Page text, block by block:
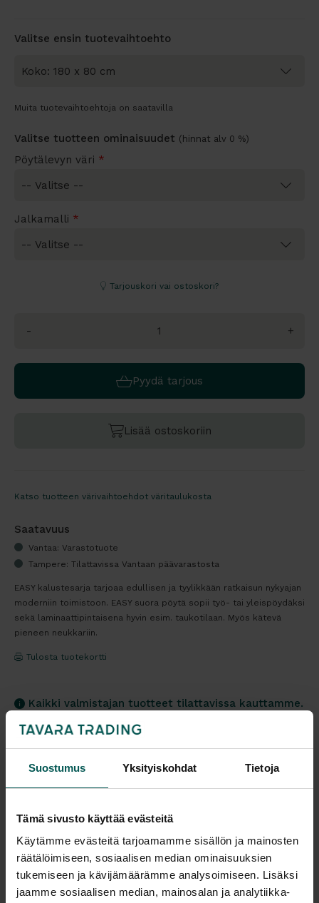
Suostumus Yksityiskohdat Tietoja
Tämä sivusto käyttää evästeitä
Käytämme evästeitä tarjoamamme sisällön ja mainosten
räätälöimiseen, sosiaalisen median ominaisuuksien
tukemiseen ja kävijämäärämme analysoimiseen. Lisäksi
jaamme sosiaalisen median, mainosalan ja analytiikka-
Valitse ensin tuotevaihtoehto
Muita tuotevaihtoehtoja on saatavilla
Valitse tuotteen ominaisuudet (hinnat alv 0 %)
Pöytälevyn väri *
Jalkamalli *
Tarjouskori vai ostoskori?
- +
Pyydä tarjous
Lisää ostoskoriin
Katso tuotteen värivaihtoehdot väritaulukosta
Saatavuus
Vantaa: Varastotuote
Tampere: Tilattavissa Vantaan päävarastosta
EASY kalustesarja tarjoaa edullisen ja tyylikkään ratkaisun nykyajan
moderniin toimistoon. EASY suora pöytä sopii työ- tai yleispöydäksi
sekä laminaattipintaisena hyvin esim. taukotilaan. Myös kätevä
pieneen neukkariin.
Tulosta tuotekortti
Kaikki valmistajan tuotteet tilattavissa kauttamme.
EASY on perinteinen suorakaidepöytä, johon voit
valita haluamasi jalat. Pöytä on erittäin tukeva,
sillä pöytälevyn alapuolelle kiinnitetään tukirauta,
joka estää pöytää vääntymästä ajankaan myötä